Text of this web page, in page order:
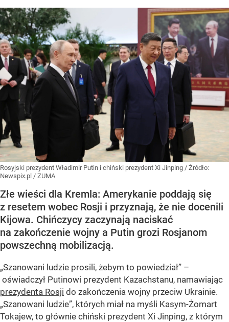
Rosyjski prezydent Władimir Putin i chiński prezydent Xi Jinping / Źródło:
Newspix.pl / ZUMA
Złe wieści dla Kremla: Amerykanie poddają się
z resetem wobec Rosji i przyznają, że nie docenili
Kijowa. Chińczycy zaczynają naciskać
na zakończenie wojny a Putin grozi Rosjanom
powszechną mobilizacją.
„Szanowani ludzie prosili, żebym to powiedział” –
oświadczył Putinowi prezydent Kazachstanu, namawiając
prezydenta Rosji do zakończenia wojny przeciw Ukrainie.
„Szanowani ludzie”, których miał na myśli Kasym-Żomart
Tokajew, to głównie chiński prezydent Xi Jinping, z którym